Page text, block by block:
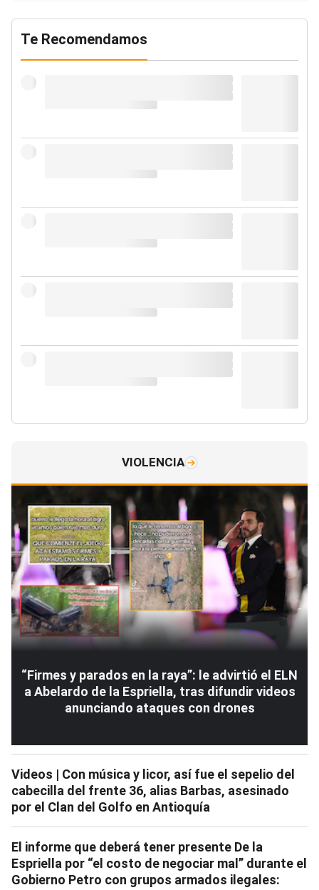
Te Recomendamos
VIOLENCIA
“Firmes y parados en la raya”: le advirtió el ELN
a Abelardo de la Espriella, tras difundir videos
anunciando ataques con drones
Videos | Con música y licor, así fue el sepelio del
cabecilla del frente 36, alias Barbas, asesinado
por el Clan del Golfo en Antioquía
El informe que deberá tener presente De la
Espriella por “el costo de negociar mal” durante el
Gobierno Petro con grupos armados ilegales: